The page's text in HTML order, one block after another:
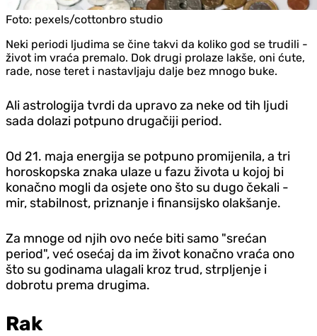
Foto: pexels/cottonbro studio
Neki periodi ljudima se čine takvi da koliko god se trudili -
život im vraća premalo. Dok drugi prolaze lakše, oni ćute,
rade, nose teret i nastavljaju dalje bez mnogo buke.
Ali astrologija tvrdi da upravo za neke od tih ljudi
sada dolazi potpuno drugačiji period.
Od 21. maja energija se potpuno promijenila, a tri
horoskopska znaka ulaze u fazu života u kojoj bi
konačno mogli da osjete ono što su dugo čekali -
mir, stabilnost, priznanje i finansijsko olakšanje.
Za mnoge od njih ovo neće biti samo "srećan
period", već osećaj da im život konačno vraća ono
što su godinama ulagali kroz trud, strpljenje i
dobrotu prema drugima.
Rak